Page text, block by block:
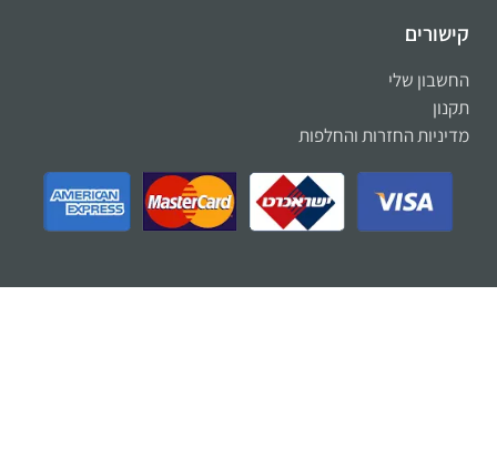
קישורים
החשבון שלי
תקנון
מדיניות החזרות והחלפות